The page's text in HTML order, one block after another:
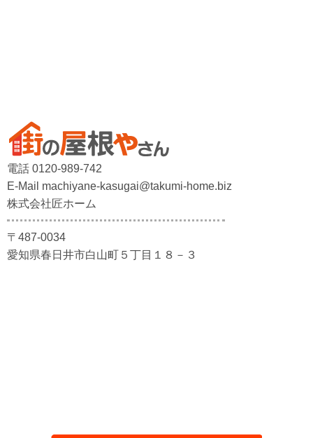
電話 0120-989-742
E-Mail machiyane-kasugai@takumi-home.biz
株式会社匠ホーム
〒487-0034
愛知県春日井市白山町５丁目１８－３